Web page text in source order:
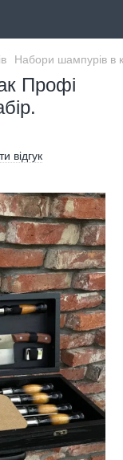
Набори шампурів в
Профі
відгук